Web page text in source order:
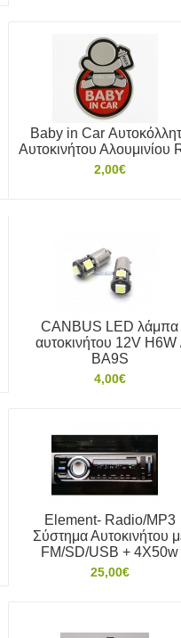
Baby in Car
Αυτοκινήτου Αλουμινίου
2,00€
CANBUS LED λάμπα
αυτοκινήτου 12V H6W
BA9S
4,00€
Element- Radio/MP3
Σύστημα Αυτοκινήτου
FM/SD/USB + 4X50w
25,00€